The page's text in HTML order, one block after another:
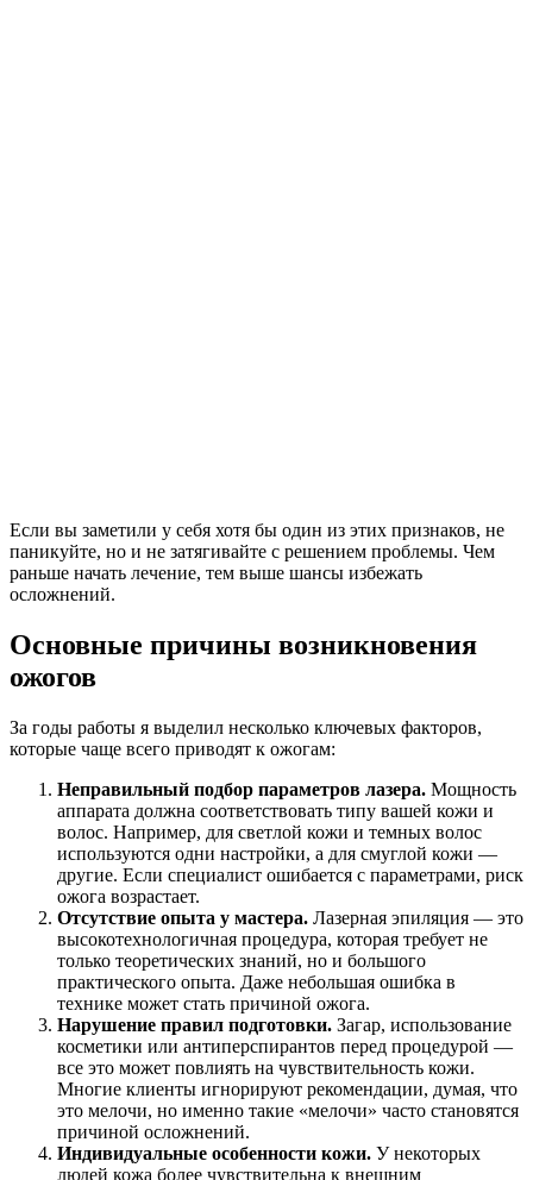
Если вы заметили у себя хотя бы один из этих признаков, не
паникуйте, но и не затягивайте с решением проблемы. Чем
раньше начать лечение, тем выше шансы избежать
осложнений.
Основные причины возникновения
ожогов
За годы работы я выделил несколько ключевых факторов,
которые чаще всего приводят к ожогам:
Неправильный подбор параметров лазера. Мощность
аппарата должна соответствовать типу вашей кожи и
волос. Например, для светлой кожи и темных волос
используются одни настройки, а для смуглой кожи —
другие. Если специалист ошибается с параметрами, риск
ожога возрастает.
Отсутствие опыта у мастера. Лазерная эпиляция — это
высокотехнологичная процедура, которая требует не
только теоретических знаний, но и большого
практического опыта. Даже небольшая ошибка в
технике может стать причиной ожога.
Нарушение правил подготовки. Загар, использование
косметики или антиперспирантов перед процедурой —
все это может повлиять на чувствительность кожи.
Многие клиенты игнорируют рекомендации, думая, что
это мелочи, но именно такие «мелочи» часто становятся
причиной осложнений.
Индивидуальные особенности кожи. У некоторых
людей кожа более чувствительна к внешним